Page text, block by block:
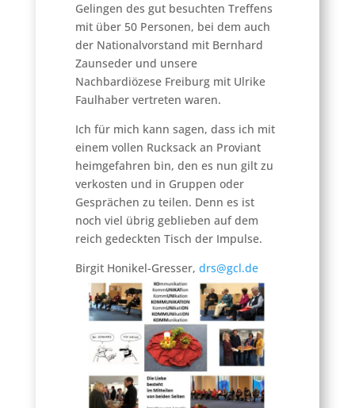
Gelingen des gut besuchten Treffens
mit über 50 Personen, bei dem auch
der Nationalvorstand mit Bernhard
Zaunseder und unsere
Nachbardiözese Freiburg mit Ulrike
Faulhaber vertreten waren.
Ich für mich kann sagen, dass ich mit
einem vollen Rucksack an Proviant
heimgefahren bin, den es nun gilt zu
verkosten und in Gruppen oder
Gesprächen zu teilen. Denn es ist
noch viel übrig geblieben auf dem
reich gedeckten Tisch der Impulse.
Birgit Honikel-Gresser, drs@gcl.de